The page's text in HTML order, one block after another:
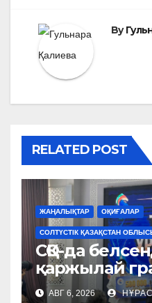
By
RELATED POST
ЖАҢАЛЫҚТАР ОҚИҒАЛАР
СОЛТҮСТІК ҚАЗАҚСТАН
СҚО-да
қаржылай
болды
АВГ 6, 2026